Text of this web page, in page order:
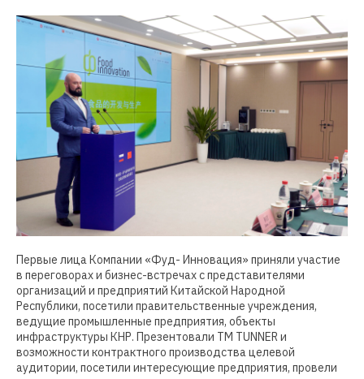
Первые лица Компании «Фуд- Инновация» приняли участие
в переговорах и бизнес-встречах с представителями
организаций и предприятий Китайской Народной
Республики, посетили правительственные учреждения,
ведущие промышленные предприятия, объекты
инфраструктуры КНР. Презентовали ТМ TUNNER и
возможности контрактного производства целевой
аудитории, посетили интересующие предприятия, провели